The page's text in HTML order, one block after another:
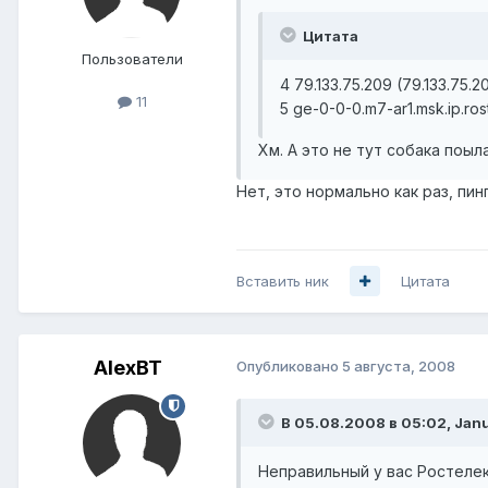
Пользователи
11
Цитата
4 79.133.75.209
5 ge-0-0-0.m7-
Хм. А это не тут собака
Нет, это нормально как раз,
Вставить ник Цитата
AlexBT Опубликовано 5 августа, 2008
В 05.08.2008 в 05:02,
Неправильный у вас